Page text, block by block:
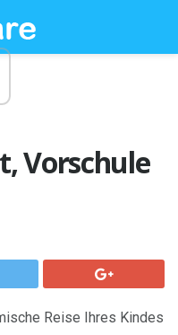
Vorschule
Reise Ihres Kindes